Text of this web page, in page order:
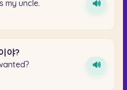
my uncle. 🔊
야?
🔊